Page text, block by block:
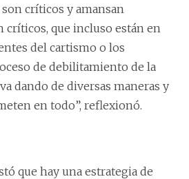
críticos y amansan
críticos, que incluso están en
del cartismo o los
de debilitamiento de la
dando de diversas maneras y
en todo”, reflexionó.
que hay una estrategia de